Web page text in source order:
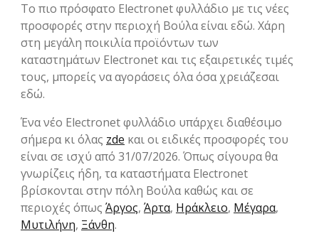
Το πιο πρόσφατο Electronet φυλλάδιο με τις νέες
προσφορές στην περιοχή Βούλα είναι εδώ. Χάρη
στη μεγάλη ποικιλία προϊόντων των
καταστημάτων Electronet και τις εξαιρετικές τιμές
τους, μπορείς να αγοράσεις όλα όσα χρειάζεσαι
εδώ.
Ένα νέο Electronet φυλλάδιο υπάρχει διαθέσιμο
σήμερα κι όλας zde και οι ειδικές προσφορές του
είναι σε ισχύ από 31/07/2026. Όπως σίγουρα θα
γνωρίζεις ήδη, τα καταστήματα Electronet
βρίσκονται στην πόλη Βούλα καθώς και σε
περιοχές όπως Άργος, Άρτα, Ηράκλειο, Μέγαρα,
Μυτιλήνη, Ξάνθη.